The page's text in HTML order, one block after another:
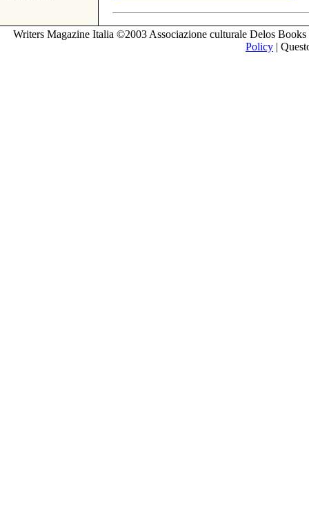
Writers Magazine Italia ©2003 Associazione culturale Delos
Policy |